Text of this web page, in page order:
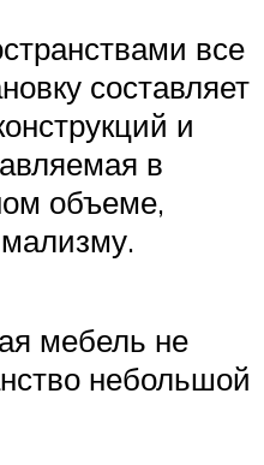
все
составляет
и
в
объеме,
мебель не
небольшой